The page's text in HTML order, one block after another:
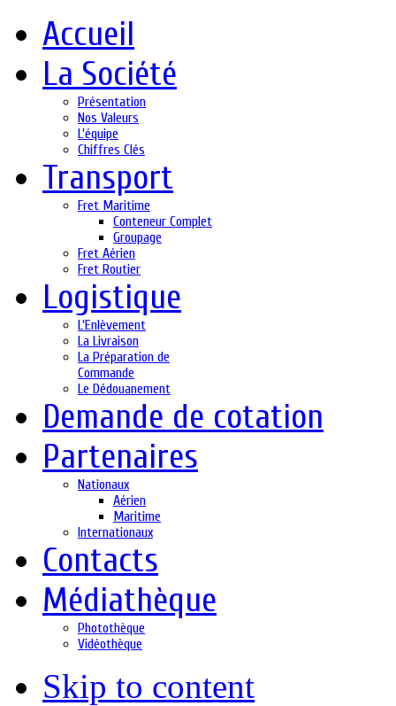
Accueil
La Société
Présentation
Nos Valeurs
L'équipe
Chiffres Clés
Transport
Fret Maritime
Conteneur Complet
Groupage
Fret Aérien
Fret Routier
Logistique
L'Enlèvement
La Livraison
La Préparation de
Commande
Le Dédouanement
Demande de cotation
Partenaires
Nationaux
Aérien
Maritime
Internationaux
Contacts
Médiathèque
Photothèque
Vidéothèque
Skip to content